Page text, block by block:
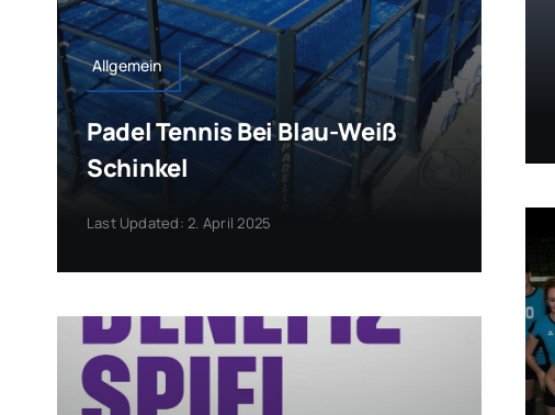
Allgemein
Padel Tennis Bei Blau-Weiß
Schinkel
Last Updated: 2. April 2025